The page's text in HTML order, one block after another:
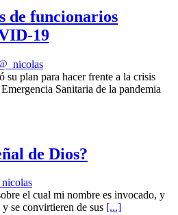
de funcionarios
19
plan para hacer frente a la crisis
Sanitaria de la pandemia
de Dios?
el cual mi nombre es invocado, y
se convirtieren de sus [...]